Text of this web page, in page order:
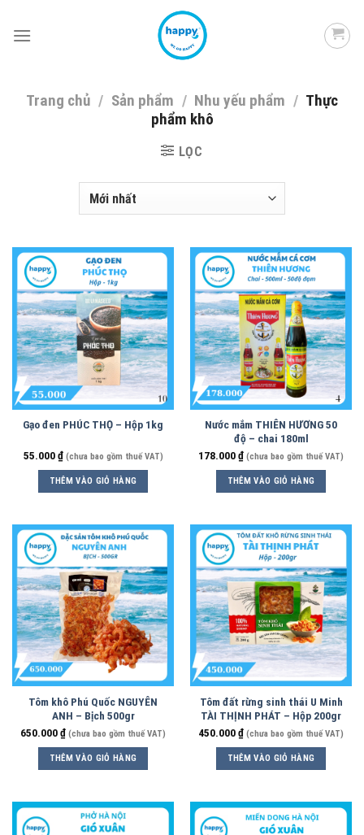
Trang chủ / Sản phẩm / Nhu yếu phẩm / Thực
phẩm khô
LỌC
Gạo đen PHÚC THỌ – Hộp 1kg
55.000₫ (chưa bao gồm thuế VAT)
THÊM VÀO GIỎ HÀNG
Nước mắm THIÊN HƯƠNG 50
độ – chai 180ml
178.000₫ (chưa bao gồm thuế VAT)
THÊM VÀO GIỎ HÀNG
Tôm khô Phú Quốc NGUYÊN
ANH – Bịch 500gr
650.000₫ (chưa bao gồm thuế VAT)
THÊM VÀO GIỎ HÀNG
Tôm đất rừng sinh thái U Minh
TÀI THỊNH PHÁT – Hộp 200gr
450.000₫ (chưa bao gồm thuế VAT)
THÊM VÀO GIỎ HÀNG